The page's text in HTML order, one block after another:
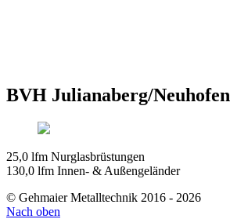
BVH Julianaberg/Neuhofen
25,0 lfm Nurglasbrüstungen
130,0 lfm Innen- & Außengeländer
© Gehmaier Metalltechnik 2016 - 2026
Nach oben